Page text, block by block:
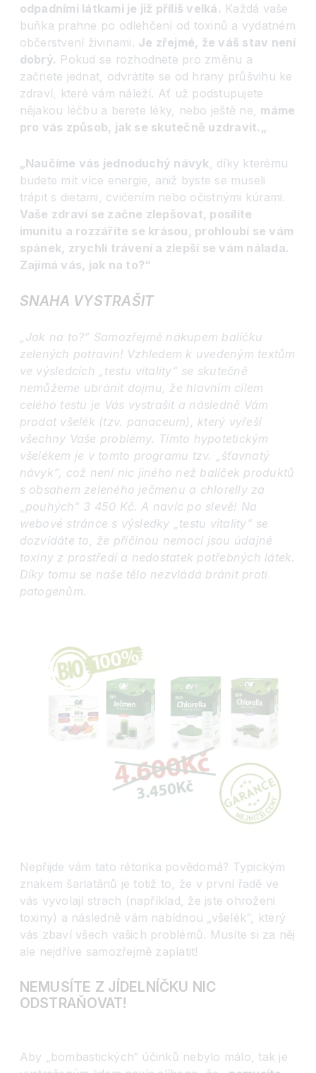
odpadními látkami je již příliš velká. Každá vaše
buňka prahne po odlehčení od toxinů a vydatném
občerstvení živinami. Je zřejmé, že váš stav není
dobrý. Pokud se rozhodnete pro změnu a
začnete jednat, odvrátíte se od hrany průšvihu ke
zdraví, které vám náleží. Ať už podstupujete
nějakou léčbu a berete léky, nebo ještě ne, máme
pro vás způsob, jak se skutečně uzdravit.„
„Naučíme vás jednoduchý návyk, díky kterému
budete mít více energie, aniž byste se museli
trápit s dietami, cvičením nebo očistnými kúrami.
Vaše zdraví se začne zlepšovat, posílíte
imunitu a rozzáříte se krásou, prohloubí se vám
spánek, zrychlí trávení a zlepší se vám nálada.
Zajímá vás, jak na to?“
SNAHA VYSTRAŠIT
„Jak na to?“ Samozřejmě nákupem balíčku
zelených potravin! Vzhledem k uvedeným textům
ve výsledcích „testu vitality“ se skutečně
nemůžeme ubránit dojmu, že hlavním cílem
celého testu je Vás vystrašit a následně Vám
prodat všelék (tzv. panaceum), který vyřeší
všechny Vaše problémy. Tímto hypotetickým
všelékem je v tomto programu tzv. „šťavnatý
návyk“, což není nic jiného než balíček produktů
s obsahem zeleného ječmenu a chlorelly za
„pouhých“ 3 450 Kč. A navíc po slevě! Na
webové stránce s výsledky „testu vitality“ se
dozvídáte to, že příčinou nemocí jsou údajné
toxiny z prostředí a nedostatek potřebných látek.
Díky tomu se naše tělo nezvládá bránit proti
patogenům.
Nepřijde vám tato rétorika povědomá? Typickým
znakem šarlatánů je totiž to, že v první řadě ve
vás vyvolají strach (například, že jste ohroženi
toxiny) a následně vám nabídnou „všelék“, který
vás zbaví všech vašich problémů. Musíte si za něj
ale nejdříve samozřejmě zaplatit!
NEMUSÍTE Z JÍDELNÍČKU NIC
ODSTRAŇOVAT!
Aby „bombastických“ účinků nebylo málo, tak je